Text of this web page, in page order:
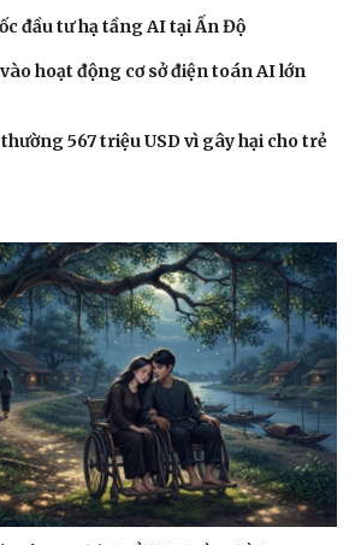
đầu tư hạ tầng AI tại Ấn Độ
hoạt động cơ sở điện toán AI lớn
567 triệu USD vì gây hại cho trẻ